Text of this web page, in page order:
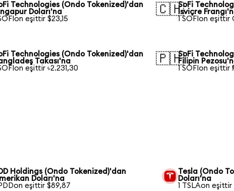
Technologies (Ondo Tokenized)'dan
Doları'na
eşittir $23,15
🇨🇭SoFi
İsviçre
1 SOFIon eşittir
Technologies (Ondo Tokenized)'dan
Takası'na
eşittir ৳2.231,30
🇵🇭SoFi
Filipin
1 SOFIon eşittir
Holdings (Ondo Tokenized)'dan
Doları'na
eşittir $89,87
Tesla (Ondo
Doları'na
1 TSLAon eşittir